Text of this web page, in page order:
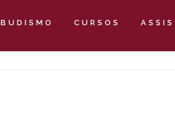
BUDISMO CURSOS